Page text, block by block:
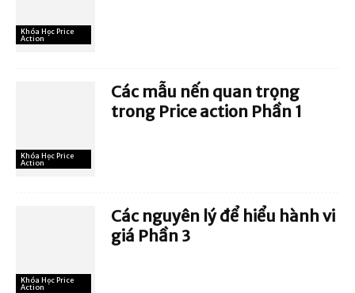
Khóa Học Price
Action
Khóa Học Price
Action
Các mẫu nến quan trọng
trong Price action Phần 1
Khóa Học Price
Action
Các nguyên lý để hiểu hành vi
giá Phần 3